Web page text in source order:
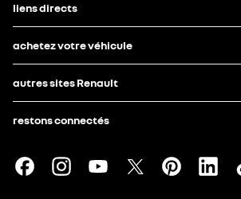
liens directs
achetez votre véhicule
autres sites Renault
restons connectés